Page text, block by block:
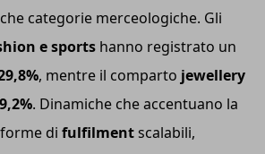
categorie merceologiche. Gli
e sports hanno registrato un
, mentre il comparto jewellery
. Dinamiche che accentuano la
di fulfilmentscalabili,